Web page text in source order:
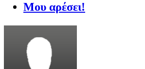
Μου αρέσει!